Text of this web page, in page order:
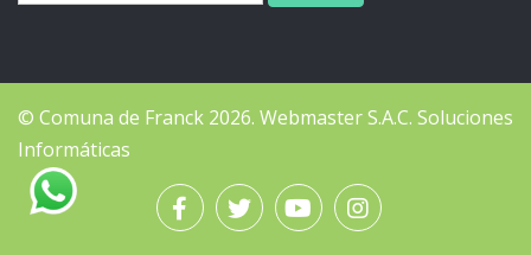
© Comuna de Franck 2026. WebmasterS.A.C. Soluciones
Informáticas